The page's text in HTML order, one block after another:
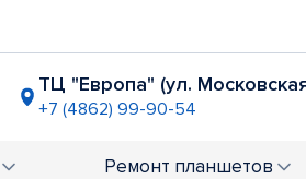
ТЦ "Европа" (ул.
+7 (4862) 99-90-54
Ремонт планшетов